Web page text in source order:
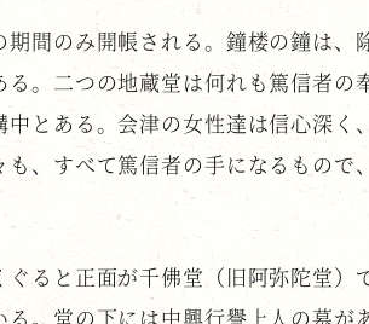
間のみ開帳される。鐘楼の鐘は、
。二つの地蔵堂は何れも篤信者の
とある。会津の女性達は信心深く
、すべて篤信者の手になるもので
ると正面が千佛堂（旧阿弥陀堂）
。堂の下には中興行譽上人の墓が